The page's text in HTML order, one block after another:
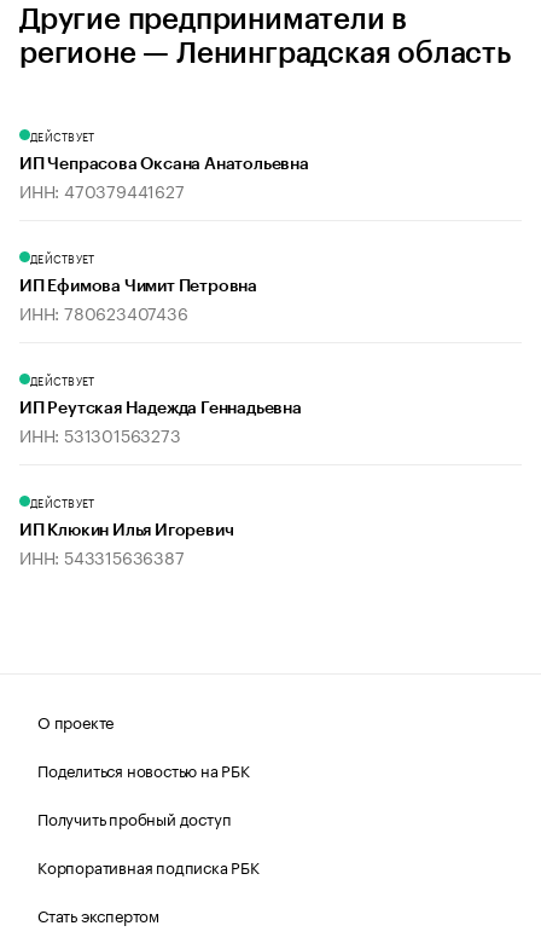
Другие предприниматели в
регионе — Ленинградская область
ДЕЙСТВУЕТ
ИП Чепрасова Оксана Анатольевна
ИНН: 470379441627
ДЕЙСТВУЕТ
ИП Ефимова Чимит Петровна
ИНН: 780623407436
ДЕЙСТВУЕТ
ИП Реутская Надежда Геннадьевна
ИНН: 531301563273
ДЕЙСТВУЕТ
ИП Клюкин Илья Игоревич
ИНН: 543315636387
О проекте
Поделиться новостью на РБК
Получить пробный доступ
Корпоративная подписка РБК
Стать экспертом